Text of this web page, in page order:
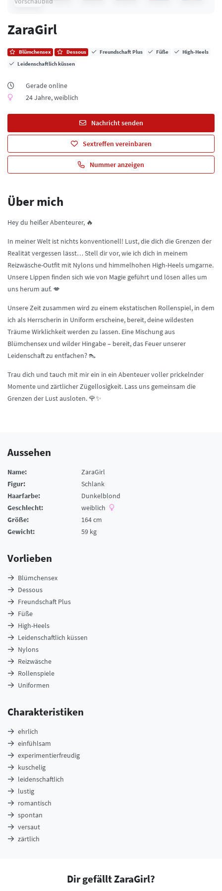
ZaraGirl
Blümchensex Dessous Freundschaft Plus Füße
High-Heels
Leidenschaftlich küssen
Gerade online
24 Jahre, weiblich
Nachricht senden
Sextreffen vereinbaren
Nummer anzeigen
Über mich
Hey du heißer Abenteurer, 🔥
In meiner Welt ist nichts konventionell! Lust, die dich die Grenzen der
Realität vergessen lässt… Stell dir vor, wie ich dich in meinem
Reizwäsche-Outfit mit Nylons und himmelhohen High-Heels umgarne.
Unsere Lippen finden sich wie von Magie geführt und lösen alles um
uns herum auf. 💋
Unsere Zeit zusammen wird zu einem ekstatischen Rollenspiel, in dem
ich als Herrscherin in Uniform erscheine, bereit, deine wildesten
Träume Wirklichkeit werden zu lassen. Eine Mischung aus
Blümchensex und wilder Hingabe – bereit, das Feuer unserer
Leidenschaft zu entfachen? 👠
Trau dich und tauch mit mir ein in ein Abenteuer voller prickelnder
Momente und zärtlicher Zügellosigkeit. Lass uns gemeinsam die
Grenzen der Lust ausloten. 🌹✨
Aussehen
Name:
ZaraGirl
Figur:
Schlank
Haarfarbe:
Dunkelblond
Geschlecht:
weiblich
Größe:
164 cm
Gewicht:
59 kg
Vorlieben
Blümchensex
Dessous
Freundschaft Plus
Füße
High-Heels
Leidenschaftlich küssen
Nylons
Reizwäsche
Rollenspiele
Uniformen
Charakteristiken
ehrlich
einfühlsam
experimentierfreudig
kuschelig
leidenschaftlich
lustig
romantisch
spontan
versaut
zärtlich
Dir gefällt ZaraGirl?